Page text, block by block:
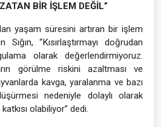
BİR İŞLEM DEĞİL”
yaşam süresini artıran bir işlem
Sığın, “Kısırlaştırmayı doğrudan
olarak değerlendirmiyoruz.
görülme riskini azaltması ve
kavga, yaralanma ve bazı
nedeniyle dolaylı olarak
olabiliyor” dedi.